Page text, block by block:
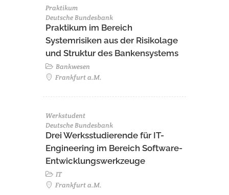
Praktikum
Deutsche Bundesbank
Praktikum im Bereich
Systemrisiken aus der Risikolage
und Struktur des Bankensystems
Bankwesen
Frankfurt a.M.
Werkstudent
Deutsche Bundesbank
Drei Werksstudierende für IT-
Engineering im Bereich Software-
Entwicklungswerkzeuge
IT
Frankfurt a.M.